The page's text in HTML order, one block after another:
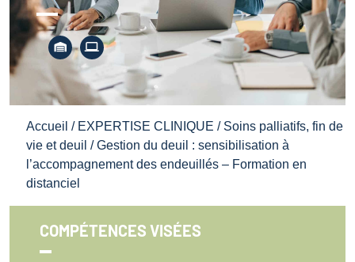
Accueil / EXPERTISE CLINIQUE / Soins palliatifs, fin de
vie et deuil / Gestion du deuil : sensibilisation à
l’accompagnement des endeuillés – Formation en
distanciel
COMPÉTENCES VISÉES